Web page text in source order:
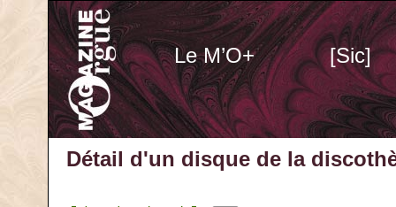
Le M’O+ [Sic]
Détail d'un disque de la